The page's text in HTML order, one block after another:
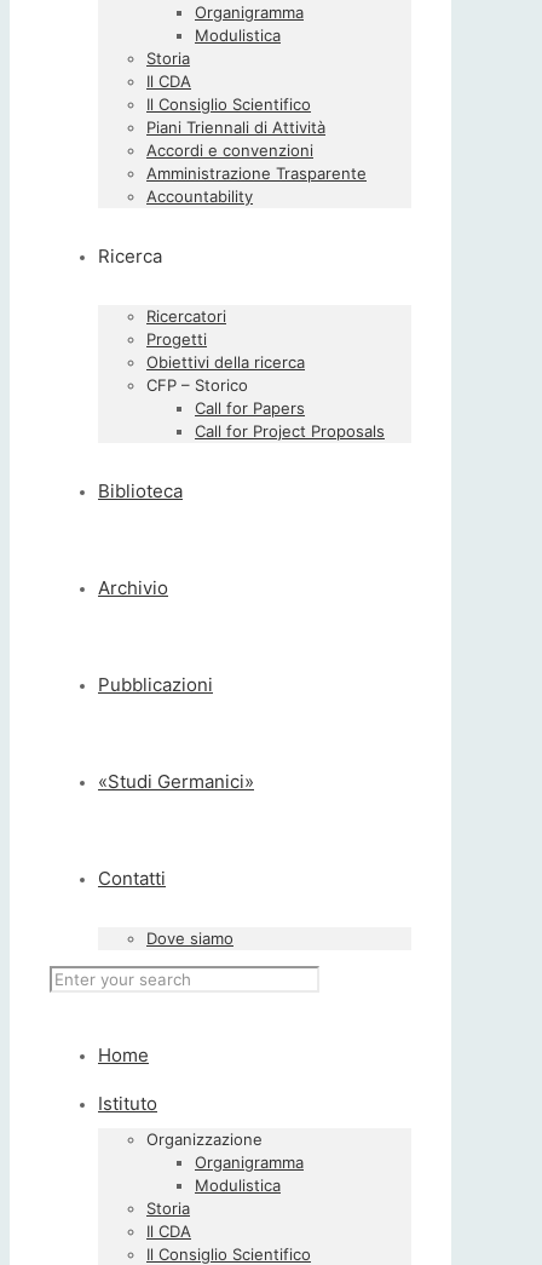
Organigramma
Modulistica
Storia
Il CDA
Il Consiglio Scientifico
Piani Triennali di Attività
Accordi e convenzioni
Amministrazione Trasparente
Accountability
Ricerca
Ricercatori
Progetti
Obiettivi della ricerca
CFP – Storico
Call for Papers
Call for Project Proposals
Biblioteca
Archivio
Pubblicazioni
«Studi Germanici»
Contatti
Dove siamo
Home
Istituto
Organizzazione
Organigramma
Modulistica
Storia
Il CDA
Il Consiglio Scientifico